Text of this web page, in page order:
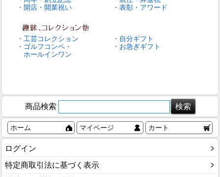
・開店・開業祝い
・表彰・アワード
・工芸コレクション
・ゴルフコンペ・
ホールインワン
・自分ギフト
・お急ぎギフト
商品検索
ホーム マイページ カート
ログイン
特定商取引法に基づく表示